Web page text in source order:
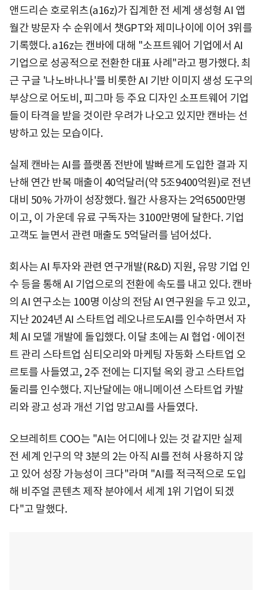
앤드리슨 호로위츠(a16z)가 집계한 전 세계 생성형 AI 앱
월간 방문자 수 순위에서 챗GPT와 제미나이에 이어 3위를
기록했다. a16z는 캔바에 대해 "소프트웨어 기업에서 AI
기업으로 성공적으로 전환한 대표 사례"라고 평가했다. 최
근 구글 '나노바나나'를 비롯한 AI 기반 이미지 생성 도구의
부상으로 어도비, 피그마 등 주요 디자인 소프트웨어 기업
들이 타격을 받을 것이란 우려가 나오고 있지만 캔바는 선
방하고 있는 모습이다.
실제 캔바는 AI를 플랫폼 전반에 발빠르게 도입한 결과 지
난해 연간 반복 매출이 40억달러(약 5조9400억원)로 전년
대비 50% 가까이 성장했다. 월간 사용자는 2억6500만명
이고, 이 가운데 유료 구독자는 3100만명에 달한다. 기업
고객도 늘면서 관련 매출도 5억달러를 넘어섰다.
회사는 AI 투자와 관련 연구개발(R&D) 지원, 유망 기업 인
수 등을 통해 AI 기업으로의 전환에 속도를 내고 있다. 캔바
의 AI 연구소는 100명 이상의 전담 AI 연구원을 두고 있고,
지난 2024년 AI 스타트업 레오나르도AI를 인수하면서 자
체 AI 모델 개발에 돌입했다. 이달 초에는 AI 협업·에이전
트 관리 스타트업 심티오리와 마케팅 자동화 스타트업 오
르토를 사들였고, 2주 전에는 디지털 옥외 광고 스타트업
둘리를 인수했다. 지난달에는 애니메이션 스타트업 카발
리와 광고 성과 개선 기업 망고AI를 사들였다.
오브레히트 COO는 "AI는 어디에나 있는 것 같지만 실제
전 세계 인구의 약 3분의 2는 아직 AI를 전혀 사용하지 않
고 있어 성장 가능성이 크다"라며 "AI를 적극적으로 도입
해 비주얼 콘텐츠 제작 분야에서 세계 1위 기업이 되겠
다"고 말했다.